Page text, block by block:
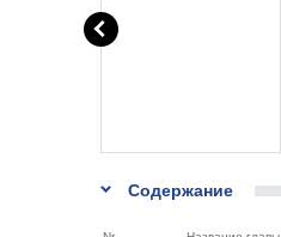
Содержание